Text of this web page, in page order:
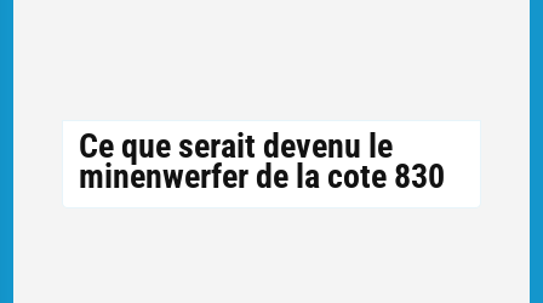
Ce que serait devenu le
minenwerfer de la cote 830